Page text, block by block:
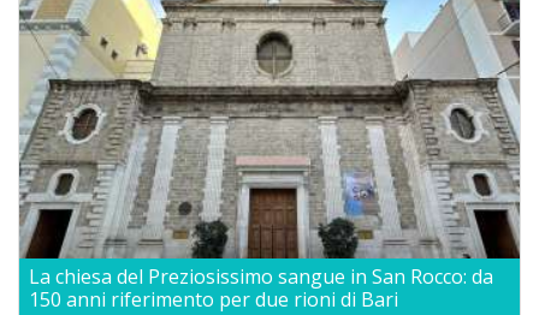
La chiesa del Preziosissimo sangue in San Rocco: da
150 anni riferimento per due rioni di Bari